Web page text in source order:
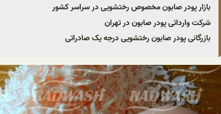
بازار پودر صابون مخصوص رختشویی در سراسر کشور
شرکت وارداتی پودر صابون در تهران
بازرگانی پودر صابون رختشویی درجه یک صادراتی